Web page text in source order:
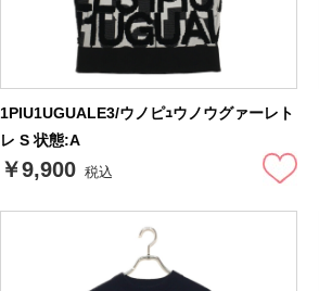
1PIU1UGUALE3/ウノピｭウノウグァーレト
レ S 状態:A
￥9,900 税込